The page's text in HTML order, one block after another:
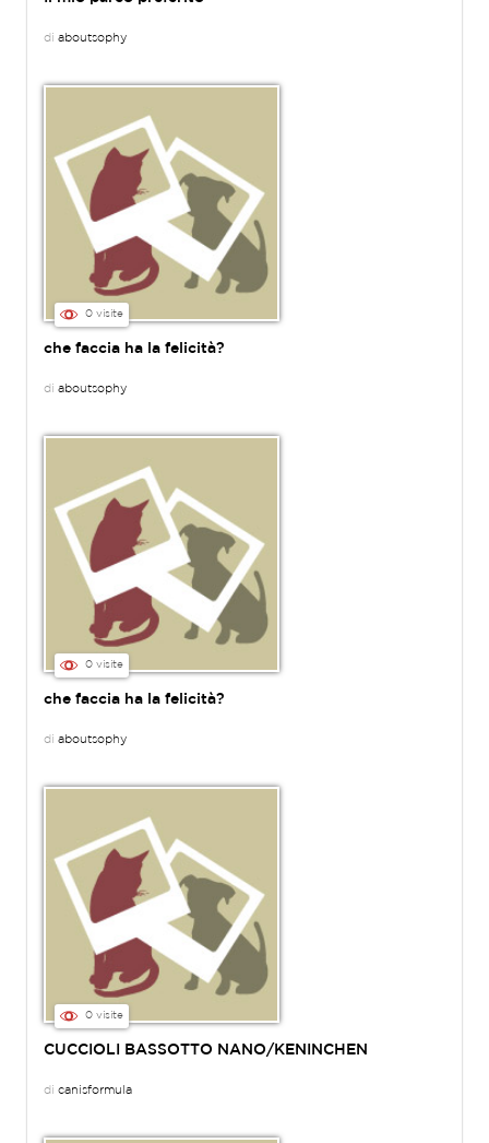
di aboutsophy
0 visite
che faccia ha la felicità?
di aboutsophy
0 visite
che faccia ha la felicità?
di aboutsophy
0 visite
CUCCIOLI BASSOTTO NANO/KENINCHEN
di canisformula